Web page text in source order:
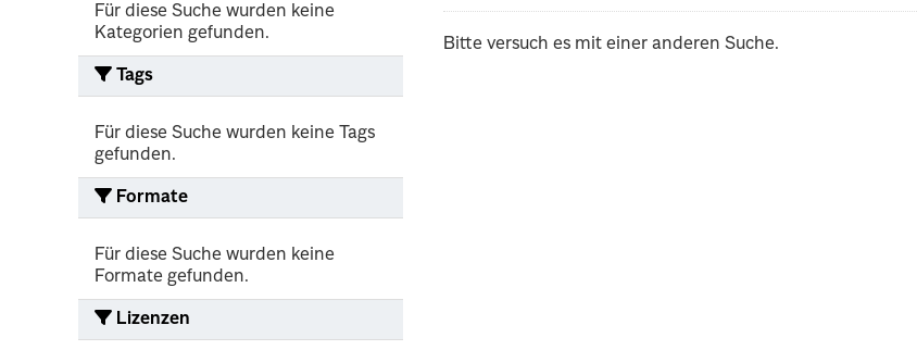
Für diese Suche wurden keine
Kategorien gefunden.
Tags
Für diese Suche wurden keine Tags
gefunden.
Formate
Für diese Suche wurden keine
Formate gefunden.
Lizenzen
Bitte versuch es mit einer anderen Suche.